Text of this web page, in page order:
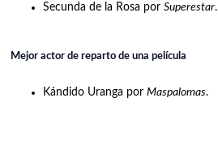
Secunda de la Rosa porSuperestar.
Mejor actor de reparto de una película
Kándido Uranga porMaspalomas.